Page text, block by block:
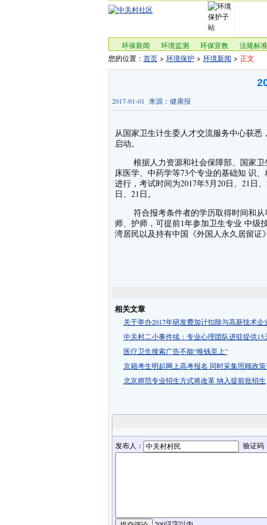
环保新闻
环境监测 环保宣教 法规标准
您的位置： 首页> 环境保护> 环境新闻 > 正文
2017-01-01 来源：健康报
从国家卫生计生委人才交流服务中心获悉
启动。
根据人力资源和社会保障部、国家卫
床医学、中药学等73个专业的基础知 识
进行，考试时间为2017年5月20日、21日
日、21日。
符合报考条件者的学历取得时间和从
师、护师，可提前1年参加卫生专业 中级
湾居民以及持有中国《外国人永久居留证
相关文章
关于举办2017年研发费加计扣除与高新技术企
中关村二小事件续：专业心理团队进驻提供15
医疗卫生搜索广告不能“唯钱至上”
京籍考生明起网上高考报名 同时采集照顾政策
北京师范专业招生方式将改革 纳入提前批招生
发布人： 验证码